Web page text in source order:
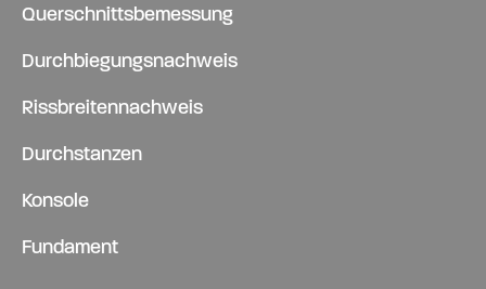
Querschnittsbemessung
Durchbiegungsnachweis
Rissbreitennachweis
Durchstanzen
Konsole
Fundament